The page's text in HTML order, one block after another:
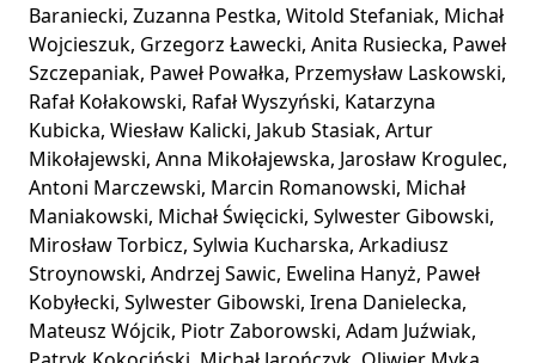
Baraniecki, Zuzanna Pestka, Witold Stefaniak, Michał
Wojcieszuk, Grzegorz Ławecki, Anita Rusiecka, Paweł
Szczepaniak, Paweł Powałka, Przemysław Laskowski,
Rafał Kołakowski, Rafał Wyszyński, Katarzyna
Kubicka, Wiesław Kalicki, Jakub Stasiak, Artur
Mikołajewski, Anna Mikołajewska, Jarosław Krogulec,
Antoni Marczewski, Marcin Romanowski, Michał
Maniakowski, Michał Święcicki, Sylwester Gibowski,
Mirosław Torbicz, Sylwia Kucharska, Arkadiusz
Stroynowski, Andrzej Sawic, Ewelina Hanyż, Paweł
Kobyłecki, Sylwester Gibowski, Irena Danielecka,
Mateusz Wójcik, Piotr Zaborowski, Adam Juźwiak,